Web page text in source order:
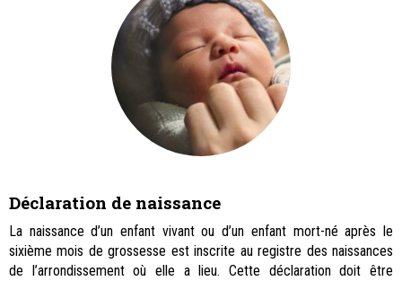
Déclaration de naissance
La naissance d’un enfant vivant ou d’un enfant mort-né après le
sixième mois de grossesse est inscrite au registre des naissances
de l’arrondissement où elle a lieu. Cette déclaration doit être